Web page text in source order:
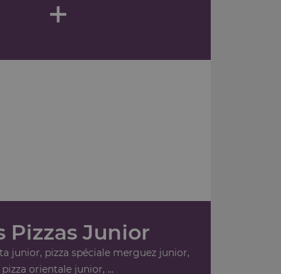
+
Pizzas Junior
junior, pizza spéciale merguez junior,
pizza orientale junior, ...